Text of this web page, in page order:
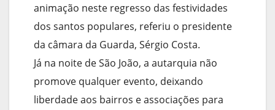
animação neste regresso das festividades
dos santos populares, referiu o presidente
da câmara da Guarda, Sérgio Costa.
Já na noite de São João, a autarquia não
promove qualquer evento, deixando
liberdade aos bairros e associações para